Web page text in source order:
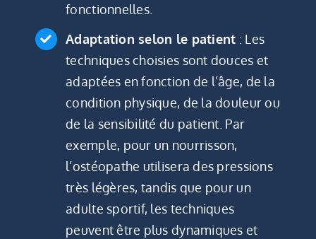
fonctionnelles.
Adaptation selon le patient : Les
techniques choisies sont douces et
adaptées en fonction de l’âge, de la
condition physique, de la douleur ou
de la sensibilité du patient. Par
exemple, pour un nourrisson,
l’ostéopathe utilisera des pressions
très légères, tandis que pour un
adulte sportif, les techniques
peuvent être plus dynamiques et